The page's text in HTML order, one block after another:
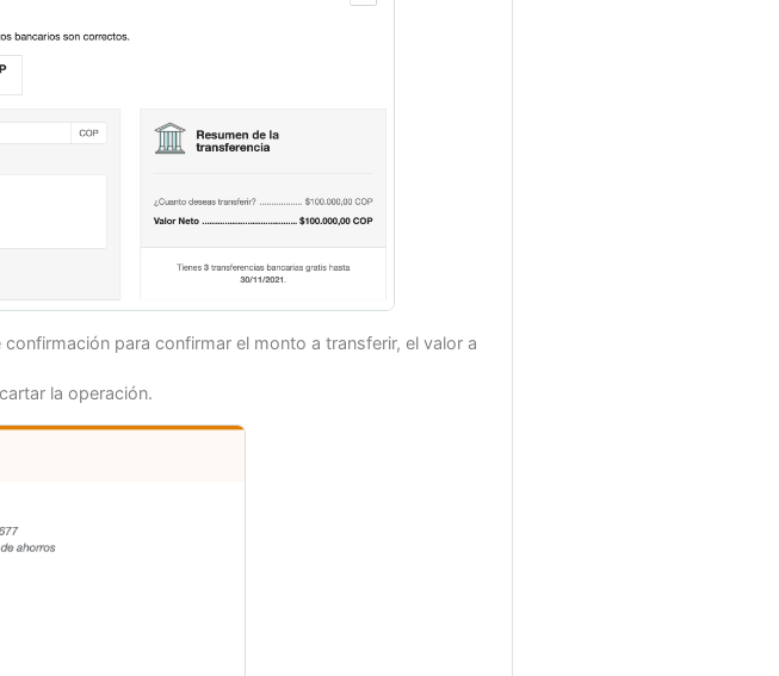
confirmación para confirmar el monto a transferir, el valor a
la operación.